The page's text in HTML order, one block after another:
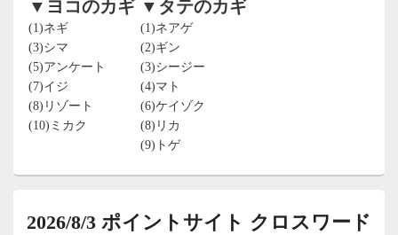
▼ヨコのカギ
(1)ネギ
(3)シマ
(5)アンケート
(7)イジ
(8)リゾート
(10)ミカク
▼タテのカギ
(1)ネアゲ
(2)ギン
(3)シージー
(4)マト
(6)ケイゾク
(8)リカ
(9)トゲ
2026/8/3 ポイントサイト クロスワード